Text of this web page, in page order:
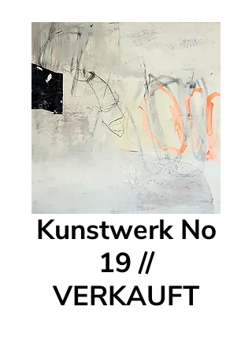
Kunstwerk No
19 //
VERKAUFT